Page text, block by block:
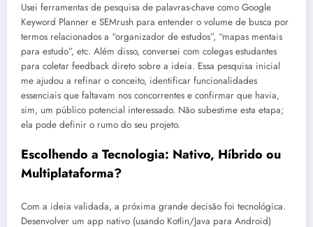
Usei ferramentas de pesquisa de palavras-chave como Google
Keyword Planner e SEMrush para entender o volume de busca por
termos relacionados a “organizador de estudos”, “mapas mentais
para estudo”, etc. Além disso, conversei com colegas estudantes
para coletar feedback direto sobre a ideia. Essa pesquisa inicial
me ajudou a refinar o conceito, identificar funcionalidades
essenciais que faltavam nos concorrentes e confirmar que havia,
sim, um público potencial interessado. Não subestime esta etapa;
ela pode definir o rumo do seu projeto.
Escolhendo a Tecnologia: Nativo, Híbrido ou
Multiplataforma?
Com a ideia validada, a próxima grande decisão foi tecnológica.
Desenvolver um app nativo (usando Kotlin/Java para Android)